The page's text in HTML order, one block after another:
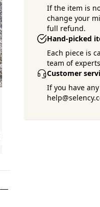
If the item is
change your
full refund.
Hand-picked
Each piece is
team of
Customer
If you have